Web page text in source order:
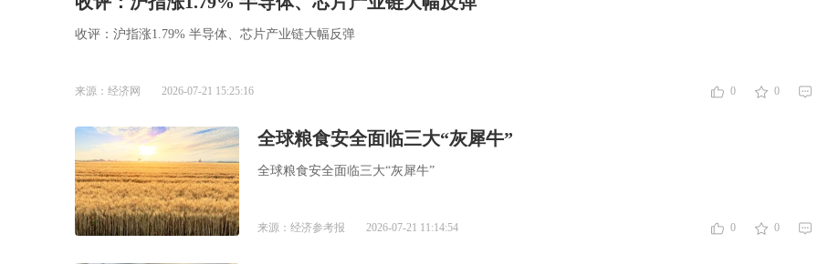
收评：沪指涨1.79% 半导体、芯片产业链大幅反弹
来源：经济网 2026-07-21 15:25:16 0 0
全球粮食安全面临三大“灰犀牛”
全球粮食安全面临三大“灰犀牛”
来源：经济参考报 2026-07-21 11:14:54 0 0